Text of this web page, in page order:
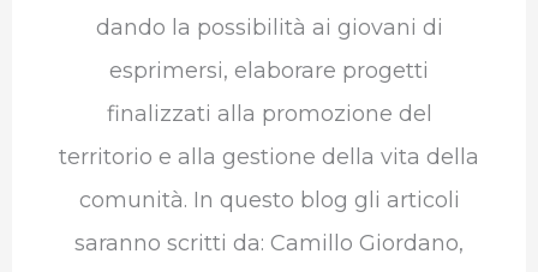
dando la possibilità ai giovani di
esprimersi, elaborare progetti
finalizzati alla promozione del
territorio e alla gestione della vita della
comunità. In questo blog gli articoli
saranno scritti da: Camillo Giordano,